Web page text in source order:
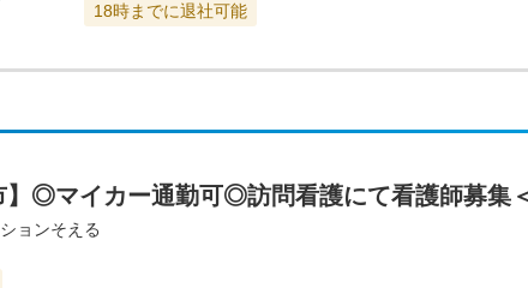
18時までに退社可能
】◎マイカー通勤可◎訪問看護にて看護師募集
ョンそえる